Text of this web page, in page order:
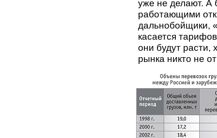
уже не делают. А
работающими
дальнобойщики,
касается
они будут расти,
рынка никто не